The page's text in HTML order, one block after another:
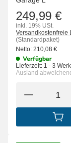
249,99 €
inkl. 19% USt.
Versandkostenfreie
(Standardpaket)
Netto: 210,08 €
Verfügbar
Lieferzeit: 1 - 3
Ausland
IN